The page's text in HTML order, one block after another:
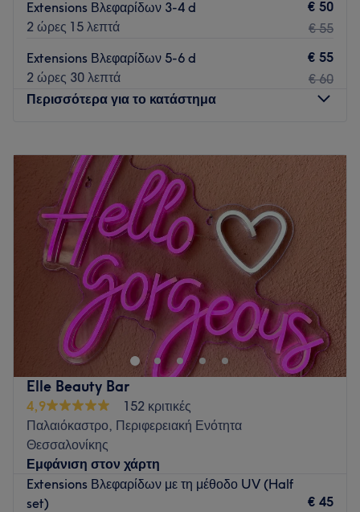
Extensions Βλεφαρίδων 3-4 d
2 ώρες 15 λεπτά
€ 50
€ 55
Extensions Βλεφαρίδων 5-6 d
2 ώρες 30 λεπτά
€ 55
€ 60
Περισσότερα για το κατάστημα
12:00 – 21:00
Τετάρτη
12:00– 21:00
Πέμπτη
12:00– 21:00
Παρασκευή
12:00–21:00
Σάββατο
11:00–17:00
Κυριακή
Κλειστό
ΔΕΝ ΕΞΥΠΗΡΕΤΟΥΜΕ ΑΤΟΜΑ ΚΑΤΩ ΤΩΝ 18 ΕΤΩΝ ΓΙΑ
ΤΙΣ ΥΠΗΡΕΣΙΕΣ ΜΑΣ
Στο Queen Up στον Εύοσμο παρέχουμε εξειδικευμένες
υπηρεσίες ομορφιάς, όπως lash extensions, lash lift, brow
lamination και επαγγελματικό μακιγιάζ, με έμφαση στη
λεπτομέρεια, την ασφάλεια και την υψηλή ποιότητα των
υλικών. Κάθε εφαρμογή προσφέρει αποτέλεσμα που
αναδεικνύει τη φυσική σας ομορφιά, με επαγγελματισμό και
πολυτέλεια.
Go to venue
Elle Beauty Bar
4,9
152 κριτικές
Παλαιόκαστρο, Περιφερειακή Ενότητα
Θεσσαλονίκης
Εμφάνιση στον χάρτη
Extensions Βλεφαρίδων με τη μέθοδο UV (Half
set)
€ 45